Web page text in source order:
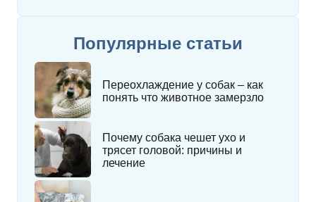
Популярные статьи
Переохлаждение у собак – как
понять что животное замерзло
Почему собака чешет ухо и
трясет головой: причины и
лечение